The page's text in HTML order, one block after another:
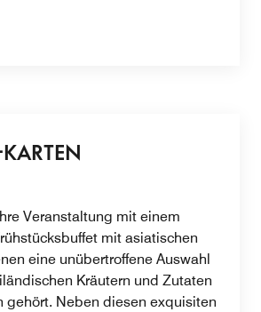
Veranstaltung mit einem
mit asiatischen
eine unübertroffene Auswahl
Kräutern und Zutaten
gehört. Neben diesen exquisiten